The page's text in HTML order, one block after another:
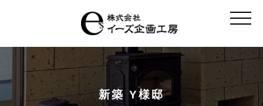
t
o
l
e
v
i
新築 Y様邸